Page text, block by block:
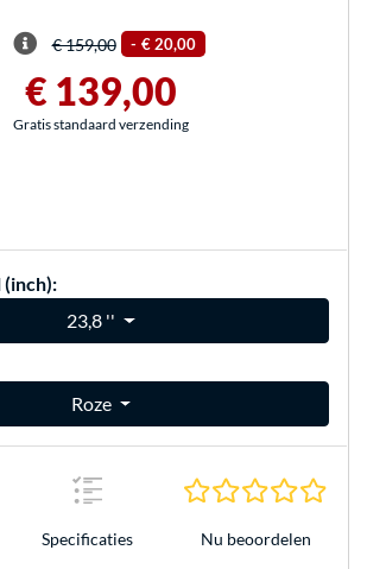
€ 159,00 - € 20,00
€ 139,00
Gratis standaard verzending
(inch):
23,8 ''
Roze
Specificaties Nu beoordelen